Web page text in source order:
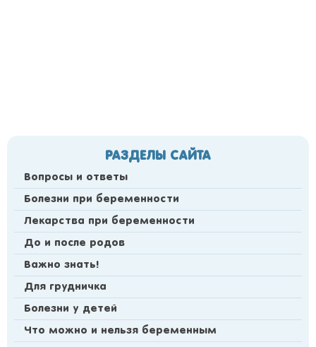
РАЗДЕЛЫ САЙТА
Вопросы и ответы
Болезни при беременности
Лекарства при беременности
До и после родов
Важно знать!
Для грудничка
Болезни у детей
Что можно и нельзя беременным